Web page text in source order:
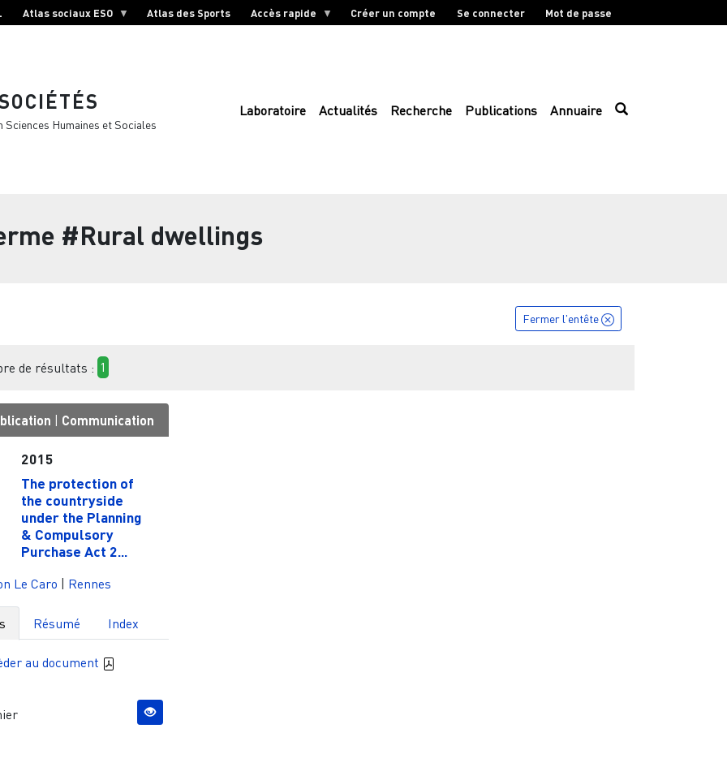
Atlas sociaux ESO Atlas des Sports Accès rapide Créer un compte Se connecter Mot de passe
Humaines et Sociales
Laboratoire Actualités Recherche Publications Annuaire
#Rural dwellings
Fermer l'entête
de résultats : 1
| Communication
2015
The protection of
the countryside
under the Planning
& Compulsory
Purchase Act 2...
Le Caro | Rennes
Résumé Index
au document